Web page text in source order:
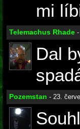
mi
Telemachus Rhade
Dal
Pozemstan - 23.